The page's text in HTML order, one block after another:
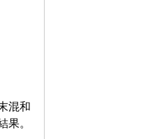
混和
果。